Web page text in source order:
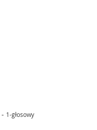
- 1-głosowy